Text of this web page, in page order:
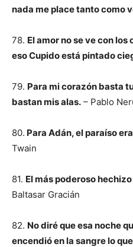
nada me place tanto como
78. El amor no se ve con los
eso Cupido está pintado
79. Para mi corazón basta
bastan mis alas. – Pablo
80. Para Adán, el paraíso
Twain
81. El más poderoso
Baltasar Gracián
82. No diré que esa noche
encendió en la sangre lo